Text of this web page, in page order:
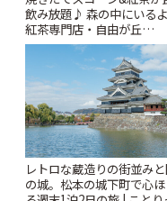
飲み放題♪ 森の中にいる
紅茶専門店・自由が丘
「YOTSUBA TEA」での
時間 | ことりっぷ
レトロな蔵造りの街並み
の城。松本の城下町で心